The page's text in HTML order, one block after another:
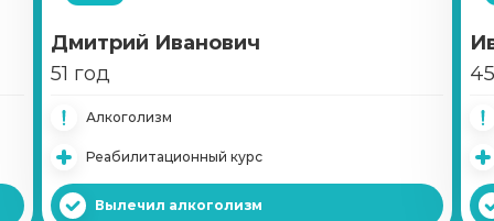
Дмитрий Иванович
51 год
Алкоголизм
Реабилитационный курс
Вылечил алкоголизм